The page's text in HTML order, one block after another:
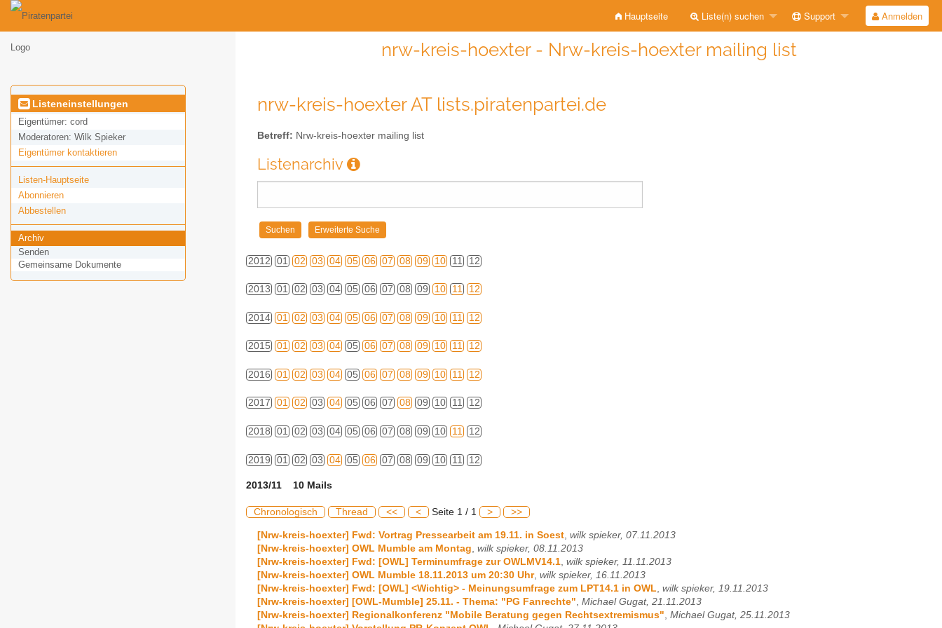
Hauptseite Liste(n) suchen Support Anmelden
nrw-kreis-hoexter - Nrw-kreis-hoexter mailing list
Listeneinstellungen
Eigentümer: cord
Moderatoren: Wilk Spieker
Eigentümer kontaktieren
Listen-Hauptseite
Abonnieren
Abbestellen
Archiv
Senden
Gemeinsame Dokumente
nrw-kreis-hoexter AT lists.piratenpartei.de
Betreff: Nrw-kreis-hoexter mailing list
Listenarchiv
2012 01 02 03 04 05 06 07 08 09 10 11 12
2013 01 02 03 04 05 06 07 08 09 10 11 12
2014 01 02 03 04 05 06 07 08 09 10 11 12
2015 01 02 03 04 05 06 07 08 09 10 11 12
2016 01 02 03 04 05 06 07 08 09 10 11 12
2017 01 02 03 04 05 06 07 08 09 10 11 12
2018 01 02 03 04 05 06 07 08 09 10 11 12
2019 01 02 03 04 05 06 07 08 09 10 11 12
2013/11 10 Mails
Chronologisch Thread << < Seite 1 / 1 > >>
[Nrw-kreis-hoexter] Fwd: Vortrag Pressearbeit am 19.11. in Soest wilk spieker, 07.11.2013
[Nrw-kreis-hoexter] OWL Mumble am Montag wilk spieker, 08.11.2013
[Nrw-kreis-hoexter] Fwd: [OWL] Terminumfrage zur OWLMV14.1 wilk spieker, 11.11.2013
[Nrw-kreis-hoexter] OWL Mumble 18.11.2013 um 20:30 Uhr, wilk spieker, 16.11.2013
[Nrw-kreis-hoexter] Fwd: [OWL] <Wichtig> - Meinungsumfrage zum LPT14.1 in OWL wilk spieker, 19.11.2013
[Nrw-kreis-hoexter] [OWL-Mumble] 25.11. - Thema: "PG Fanrechte" Michael Gugat, 21.11.2013
[Nrw-kreis-hoexter] Regionalkonferenz "Mobile Beratung gegen Rechtsextremismus" Michael Gugat, 25.11.2013